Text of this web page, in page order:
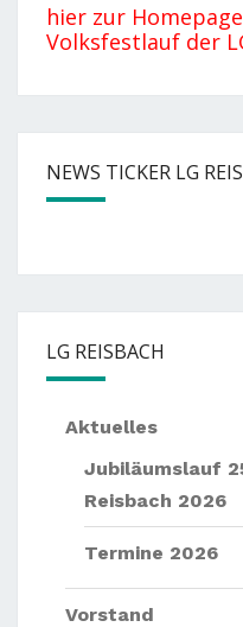
hier zur
Volksfestlauf der
NEWS TICKER LG
LG REISBACH
Aktuelles
Jubiläumslauf
Reisbach 2026
Termine 2026
Vorstand